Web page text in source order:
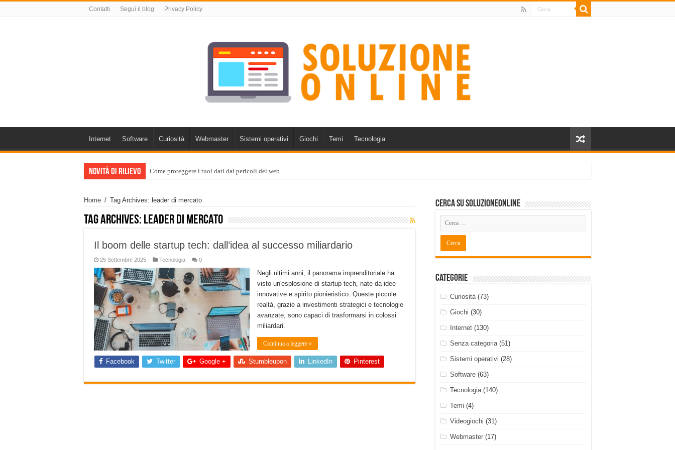
Contatti Segui il blog Privacy Policy
Internet Software Curiosità Webmaster Sistemi operativi Giochi Temi Tecnologia
Novità di rilievo Come proteggere i tuoi dati dai pericoli del web
Home / Tag Archives: leader di mercato
Tag Archives: leader di mercato
Il boom delle startup tech: dall’idea al successo miliardario
25 Settembre 2025 Tecnologia 0
Negli ultimi anni, il panorama imprenditoriale ha
visto un'esplosione di startup tech, nate da idee
innovative e spirito pionieristico. Queste piccole
realtà, grazie a investimenti strategici e tecnologie
avanzate, sono capaci di trasformarsi in colossi
miliardari.
Continua a leggere »
Facebook Twitter Google + Stumbleupon LinkedIn Pinterest
Cerca su SoluzioneOnline
Categorie
Curiosità(73)
Giochi (30)
Internet(130)
Senza categoria(51)
Sistemi operativi (28)
Software(63)
Tecnologia(140)
Temi (4)
Videogiochi (31)
Webmaster(17)